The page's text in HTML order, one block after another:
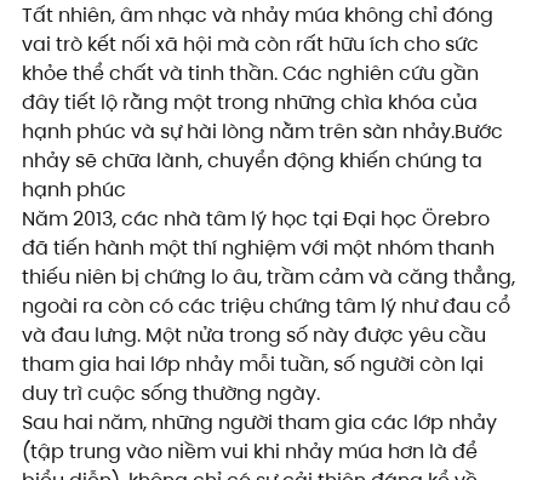
Tất nhiên, âm nhạc và nhảy múa không chỉ đóng
vai trò kết nối xã hội mà còn rất hữu ích cho sức
khỏe thể chất và tinh thần. Các nghiên cứu gần
đây tiết lộ rằng một trong những chìa khóa của
hạnh phúc và sự hài lòng nằm trên sàn nhảy.Bước
nhảy sẽ chữa lành, chuyển động khiến chúng ta
hạnh phúc
Năm 2013, các nhà tâm lý học tại Đại học Örebro
đã tiến hành một thí nghiệm với một nhóm thanh
thiếu niên bị chứng lo âu, trầm cảm và căng thẳng,
ngoài ra còn có các triệu chứng tâm lý như đau cổ
và đau lưng. Một nửa trong số này được yêu cầu
tham gia hai lớp nhảy mỗi tuần, số người còn lại
duy trì cuộc sống thường ngày.
Sau hai năm, những người tham gia các lớp nhảy
(tập trung vào niềm vui khi nhảy múa hơn là để